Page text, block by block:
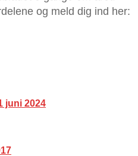
og meld dig ind her:
juni 2024